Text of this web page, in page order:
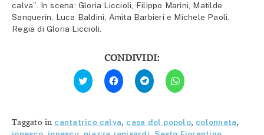
calva”. In scena: Gloria Liccioli, Filippo Marini, Matilde
Sanquerin, Luca Baldini, Amita Barbieri e Michele Paoli.
Regia di Gloria Liccioli.
CONDIVIDI:
Fai
clic
qui
Twitter
(Si
Fai
clic
per
condividere
(Si
apre
Fai
clic
per
condividere
(Si
apre
Fai
clic
per
(Si
apre
Taggato in cantatrice calva, casa del popolo, colonnata,